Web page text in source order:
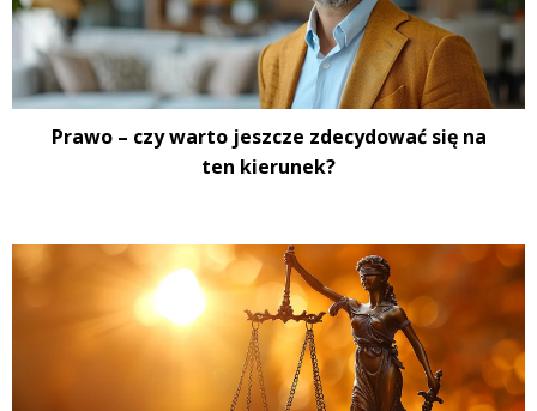
Prawo – czy warto jeszcze zdecydować się na
ten kierunek?